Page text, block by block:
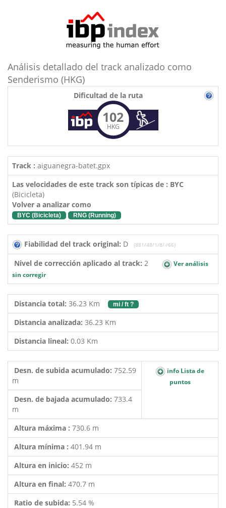
Análisis detallado del track analizado como
Senderismo (HKG)
Dificultad de la ruta
102
HKG
Track : aiguanegra-batet.gpx
Las velocidades de este track son típicas de : BYC
(Bicicleta)
Volver a analizar como
BYC (Bicicleta) RNG (Running)
Fiabilidad del track original: D (881/48/1/8/-/66)
Nivel de corrección aplicado al track: 2
Ver análisis
sin corregir
Distancia total: 36.23 Km mi / ft ?
Distancia analizada: 36.23 Km
Distancia lineal: 0.03 Km
Desn. de subida acumulado: 752.59
m
info Lista de
puntos
Desn. de bajada acumulado: 733.4
m
Altura máxima : 730.6 m
Altura mínima : 401.94 m
Altura en inicio: 452 m
Altura en final: 470.7 m
Ratio de subida: 5.54 %